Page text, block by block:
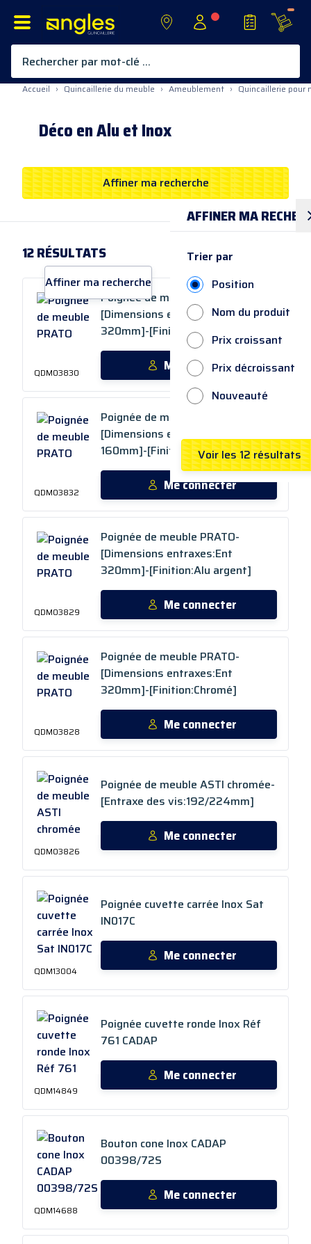
Rechercher par mot-clé ...
Allez au contenu
Accueil › Quincaillerie du meuble › Ameublement › Quincaillerie pour
Déco en Alu et Inox
Affiner ma recherche
Affiner ma recherche
AFFINERMA
Trier par
Position
Nom du produit
Prix croissant
Prix décroissant
Nouveauté
Voir les12résultats
12RÉSULTATS
QDM03830
Poignée de meuble PRATO-
[Dimensions entraxes:Ent
320mm]-[Finition:Nickel mat]
Me connecter
QDM03832
Poignée de meuble PRATO-
[Dimensions entraxes:Ent
160mm]-[Finition:Nickel mat]
Me connecter
QDM03829
Poignée de meuble PRATO-
[Dimensions entraxes:Ent
320mm]-[Finition:Alu argent]
Me connecter
QDM03828
Poignée de meuble PRATO-
[Dimensions entraxes:Ent
320mm]-[Finition:Chromé]
Me connecter
QDM03826
Poignée de meuble ASTI chromée-
[Entraxe des vis:192/224mm]
Me connecter
QDM13004
Poignée cuvette carrée Inox Sat
IN017C
Me connecter
QDM14849
Poignée cuvette ronde Inox Réf
761 CADAP
Me connecter
QDM14688
Bouton cone Inox CADAP
00398/72S
Me connecter